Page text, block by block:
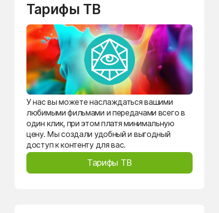
Тарифы ТВ
У нас вы можете наслаждаться вашими
любимыми фильмами и передачами всего в
один клик, при этом платя минимальную
цену. Мы создали удобный и выгодный
доступ к контенту для вас.
Тарифы ТВ